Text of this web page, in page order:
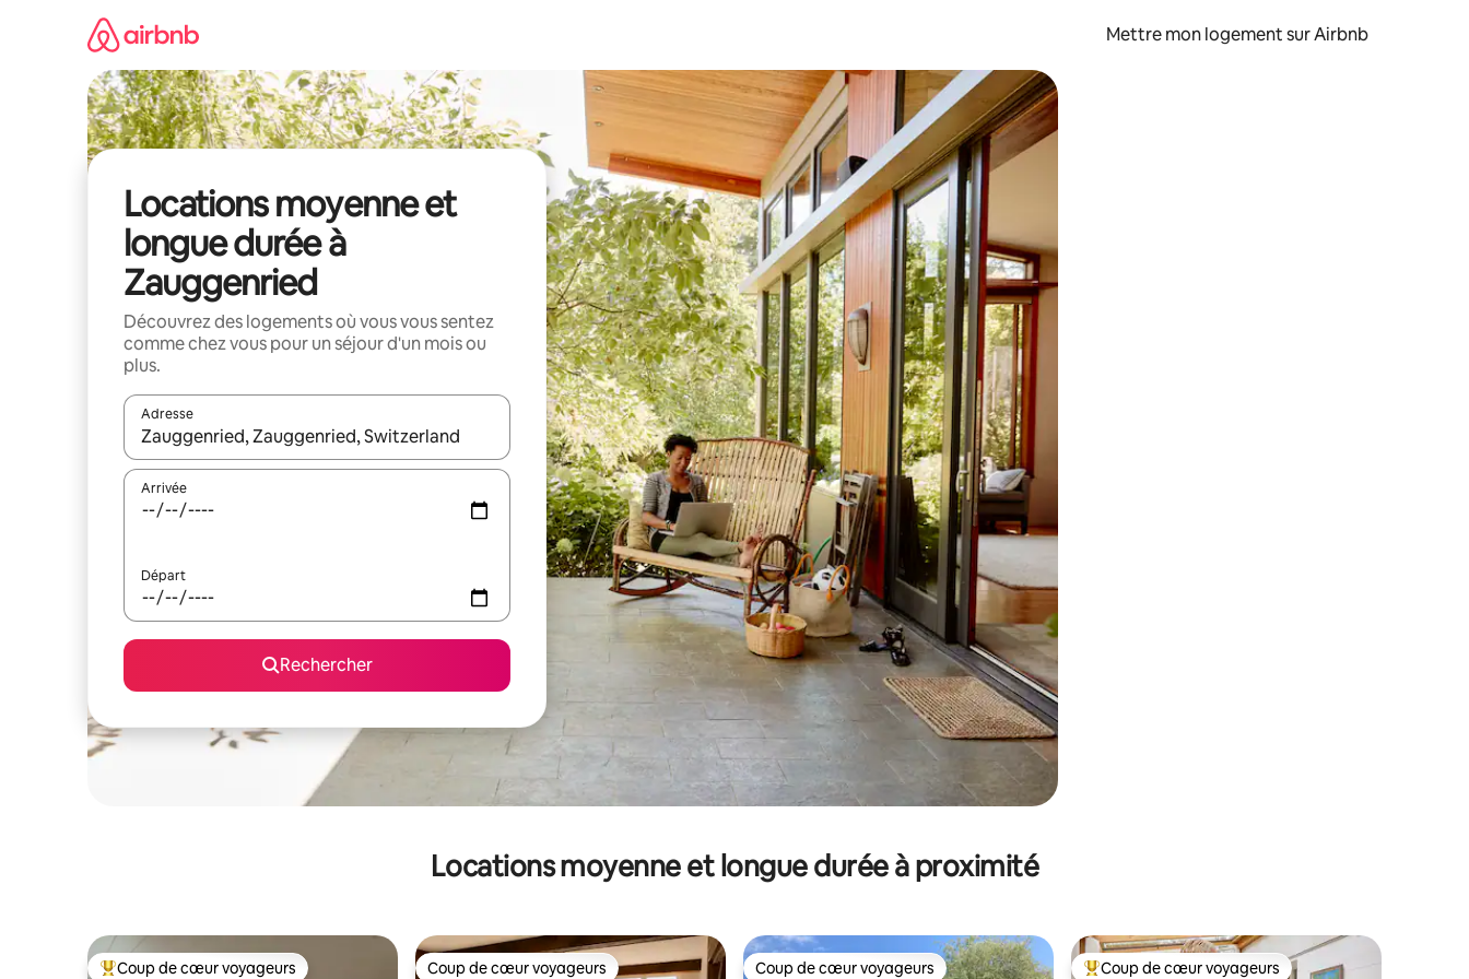
Mettre mon logement sur Airbnb
Locations moyenne et
longue durée à
Zauggenried
Découvrez des logements où vous vous sentez
comme chez vous pour un séjour d'un mois ou
plus.
Adresse
Lorsque les résultats s'affichent, utilisez les flèches vers le haut et vers le bas pour les parcourir ou en appuyant et en faisant glisser.
Arrivée
Départ
Rechercher
Locations moyenne et longue durée à proximité
Coup de cœur voyageurs Coup de cœur voyageurs Coup de cœur voyageurs Coup de cœur voyageurs